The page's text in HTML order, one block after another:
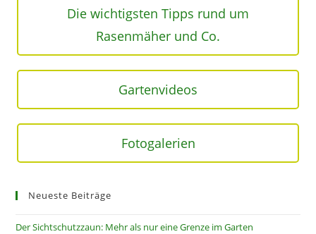
Die wichtigsten Tipps rund um
Rasenmäher und Co.
Gartenvideos
Fotogalerien
Neueste Beiträge
Der Sichtschutzzaun: Mehr als nur eine Grenze im Garten